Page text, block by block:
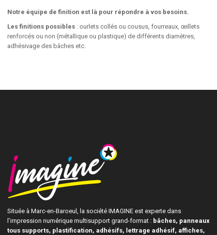
Notre équipe de finition est là pour répondre à vos besoins.
Les finitions possibles : ourlets collés ou cousus, fourreaux, œillets
renforcés ou non (métallique ou plastique) de différents diamètres,
adhésivage des bâches etc.
Située à Marc-en-Baroeul, la société IMAGINE est experte dans
l’impression numérique multisupport grand-format : bâches, panneaux
tous supports, plastification, adhésifs, lettrage adhésif, affiches,